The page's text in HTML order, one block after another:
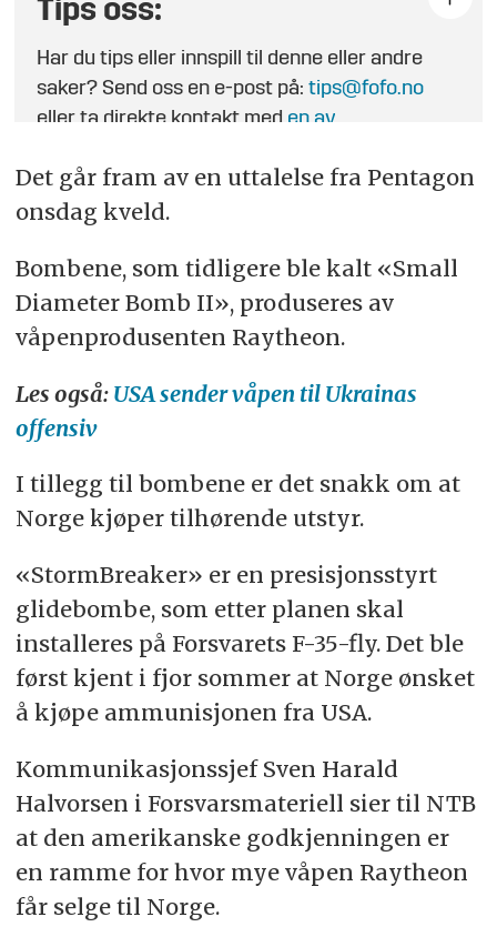
Tips oss:
Har du tips eller innspill til denne eller andre
saker? Send oss en e-post på:tips@fofo.no
eller ta direkte kontakt med en av
Det går fram av en uttalelse fra Pentagon
onsdag kveld.
Bombene, som tidligere ble kalt «Small
Diameter Bomb II», produseres av
våpenprodusenten Raytheon.
Les også: USA sender våpen til Ukrainas
offensiv
I tillegg til bombene er det snakk om at
Norge kjøper tilhørende utstyr.
«StormBreaker» er en presisjonsstyrt
glidebombe, som etter planen skal
installeres på Forsvarets F-35-fly. Det ble
først kjent i fjor sommer at Norge ønsket
å kjøpe ammunisjonen fra USA.
Kommunikasjonssjef Sven Harald
Halvorsen i Forsvarsmateriell sier til NTB
at den amerikanske godkjenningen er
en ramme for hvor mye våpen Raytheon
får selge til Norge.